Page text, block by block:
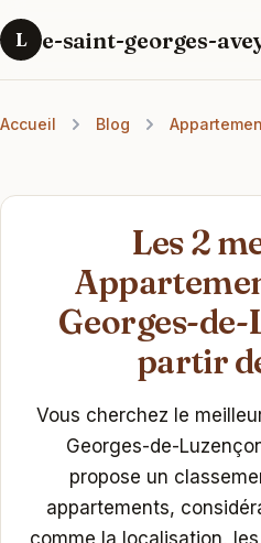
L e-saint-georges-
Accueil Blog
Les 2
Georges-de-
partir
Vous cherchez le
Georges-de-
propose un
appartements,
comme la localisation,